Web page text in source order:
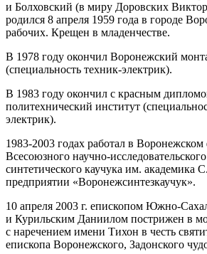
и Болховский (в миру Доровских
родился 8 апреля 1959 года в городе
рабочих. Крещен в младенчестве.
В 1978 году окончил Воронежский
(специальность техник‐электрик).
В 1983 году окончил с красным
политехнический институт
электрик).
1983-2003 годах работал в
Всесоюзного научно-
синтетического каучука им. академика
предприятии «Воронежсинтезкаучук».
10 апреля 2003 г. епископом
и Курильским Даниилом пострижен в
с наречением имени Тихон в честь
епископа Воронежского, Задонского